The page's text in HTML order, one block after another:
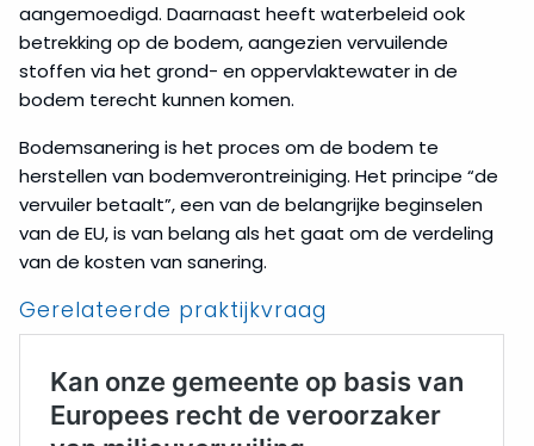
aangemoedigd. Daarnaast heeft waterbeleid ook
betrekking op de bodem, aangezien vervuilende
stoffen via het grond- en oppervlaktewater in de
bodem terecht kunnen komen.
Bodemsanering is het proces om de bodem te
herstellen van bodemverontreiniging. Het principe “de
vervuiler betaalt”, een van de belangrijke beginselen
van de EU, is van belang als het gaat om de verdeling
van de kosten van sanering.
Gerelateerde praktijkvraag